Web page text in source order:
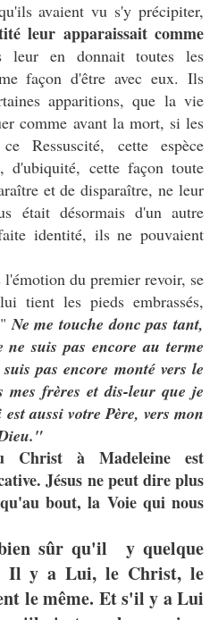
avaient vu s'y précipiter,
leur apparaissait comme
leur en donnait toutes les
façon d'être avec eux. Ils
apparitions, que la vie
comme avant la mort, si les
Ressuscité, cette espèce
d'ubiquité, cette façon toute
et de disparaître, ne leur
était désormais d'un autre
identité, ils ne pouvaient
du premier revoir, se
tient les pieds embrassés,
Ne me touche donc pas tant,
suis pas encore au terme
pas encore monté vers le
mes frères et dis-leur que je
aussi votre Père, vers mon
Christ à Madeleine est
Jésus ne peut dire plus
bout, la Voie qui nous
sûr qu'il y quelque
Il y a Lui, le Christ, le
le même. Et s'il y a Lui